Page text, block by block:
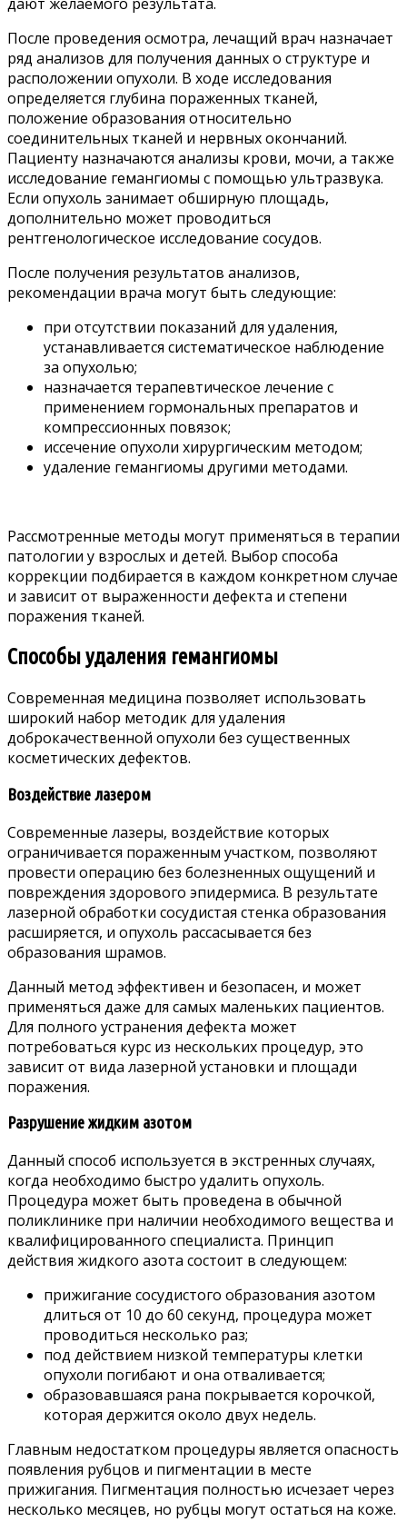
После проведения осмотра, лечащий врач назначает
ряд анализов для получения данных о структуре и
расположении опухоли. В ходе исследования
определяется глубина пораженных тканей,
положение образования относительно
соединительных тканей и нервных окончаний.
Пациенту назначаются анализы крови, мочи, а также
исследование гемангиомы с помощью ультразвука.
Если опухоль занимает обширную площадь,
дополнительно может проводиться
рентгенологическое исследование сосудов.
После получения результатов анализов,
рекомендации врача могут быть следующие:
при отсутствии показаний для удаления,
устанавливается систематическое наблюдение
за опухолью;
назначается терапевтическое лечение с
применением гормональных препаратов и
компрессионных повязок;
иссечение опухоли хирургическим методом;
удаление гемангиомы другими методами.
Рассмотренные методы могут применяться в терапии
патологии у взрослых и детей. Выбор способа
коррекции подбирается в каждом конкретном случае
и зависит от выраженности дефекта и степени
поражения тканей.
Способы удаления гемангиомы
Современная медицина позволяет использовать
широкий набор методик для удаления
доброкачественной опухоли без существенных
косметических дефектов.
Воздействие лазером
Современные лазеры, воздействие которых
ограничивается пораженным участком, позволяют
провести операцию без болезненных ощущений и
повреждения здорового эпидермиса. В результате
лазерной обработки сосудистая стенка образования
расширяется, и опухоль рассасывается без
образования шрамов.
Данный метод эффективен и безопасен, и может
применяться даже для самых маленьких пациентов.
Для полного устранения дефекта может
потребоваться курс из нескольких процедур, это
зависит от вида лазерной установки и площади
поражения.
Разрушение жидким азотом
Данный способ используется в экстренных случаях,
когда необходимо быстро удалить опухоль.
Процедура может быть проведена в обычной
поликлинике при наличии необходимого вещества и
квалифицированного специалиста. Принцип
действия жидкого азота состоит в следующем:
прижигание сосудистого образования азотом
длиться от 10 до 60 секунд, процедура может
проводиться несколько раз;
под действием низкой температуры клетки
опухоли погибают и она отваливается;
образовавшаяся рана покрывается корочкой,
которая держится около двух недель.
Главным недостатком процедуры является опасность
появления рубцов и пигментации в месте
прижигания. Пигментация полностью исчезает через
несколько месяцев, но рубцы могут остаться на коже.